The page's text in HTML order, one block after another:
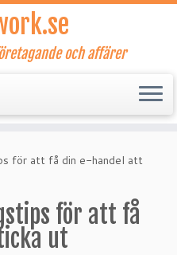
och affärer
för att få din e-handel att
för att få
ut